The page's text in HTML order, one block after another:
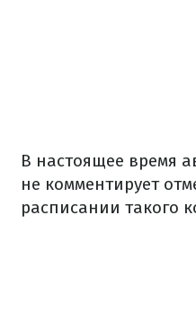
В настоящее время
не комментирует
расписании такого